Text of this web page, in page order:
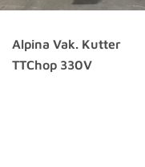
Alpina Vak. Kutter
TTChop 330V